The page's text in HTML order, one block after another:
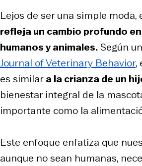
Lejos de ser una simple moda,
refleja un cambio profundo
humanos y animales.Según
Journal of Veterinary Behavior,
es similara la crianza de un
bienestar integral de la
importante como la
Este enfoque enfatiza que
aunque no sean humanas,